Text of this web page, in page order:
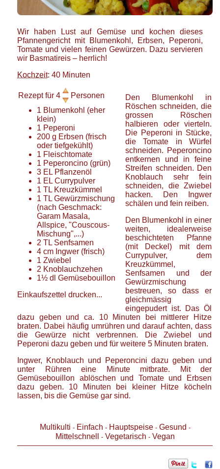
Wir haben Lust auf Gemüse und kochen dieses
Pfannengericht mit Blumenkohl, Erbsen, Peperoni,
Tomate und vielen feinen Gewürzen. Dazu servieren
wir Basmatireis – herrlich!
Kochzeit: 40 Minuten
Rezept für 4
Personen
1 Blumenkohl (eher
klein)
1 Peperoni
200 g Erbsen (frisch
oder tiefgekühlt)
1 Fleischtomate
1 Peperoncino (grün)
3 EL Pflanzenöl
1 EL Currypulver
1 TL Kreuzkümmel
1 TL Gewürzmischung
(nach Geschmack:
Garam Masala,
Allspice, "Couscous-
Mischung",...)
2 TL Senfsamen
4 cm Ingwer (frisch)
1 Zwiebel
2 Knoblauchzehen
1½ dl Gemüsebouillon
Einkaufszettel drucken...
Den Blumenkohl in
Röschen schneiden, die
grossen Röschen
halbieren oder vierteln.
Die Peperoni in Stücke,
die Tomate in Würfel
schneiden. Peperoncino
entkernen und in feine
Streifen schneiden. Den
Knoblauch sehr fein
schneiden, die Zwiebel
hacken. Den Ingwer
schälen und fein reiben.
Den Blumenkohl in einer
weiten, idealerweise
beschichteten Pfanne
(mit Deckel) mit dem
Currypulver, dem
Kreuzkümmel,
Senfsamen und der
Gewürzmischung
bestreuen, so dass er
gleichmässig
eingepudert ist. Das Öl
dazu geben und ca. 10 Minuten bei mittlerer Hitze
braten. Dabei häufig umrühren und darauf achten, dass
die Gewürze nicht verbrennen. Die Zwiebel und
Peperoni dazu geben und für weitere 5 Minuten braten.
Ingwer, Knoblauch und Peperoncini dazu geben und
unter Rühren eine Minute mitbrate. Mit der
Gemüsebouillon ablöschen und Tomate und Erbsen
dazu geben. 10 Minuten bei kleiner Hitze köcheln
lassen, bis die Gemüse gar sind.
Multikulti - Einfach - Hauptspeise- Gesund -
Mittelschnell - Vegetarisch - Vegan